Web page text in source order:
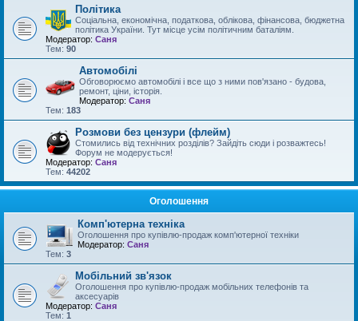
Політика
Соціальна, економічна, податкова, облікова, фінансова, бюджетна
політика України. Тут місце усім політичним баталіям.
Модератор: Саня
Тем: 90
Автомобілі
Обговорюємо автомобілі і все що з ними пов'язано - будова,
ремонт, ціни, історія.
Модератор: Саня
Тем: 183
Розмови без цензури (флейм)
Стомились від технічних розділів? Зайдіть сюди і розважтесь!
Форум не модерується!
Модератор: Саня
Тем: 44202
Оголошення
Комп'ютерна техніка
Оголошення про купівлю-продаж комп'ютерної техніки
Модератор: Саня
Тем: 3
Мобільний зв'язок
Оголошення про купівлю-продаж мобільних телефонів та
аксесуарів
Модератор: Саня
Тем: 1